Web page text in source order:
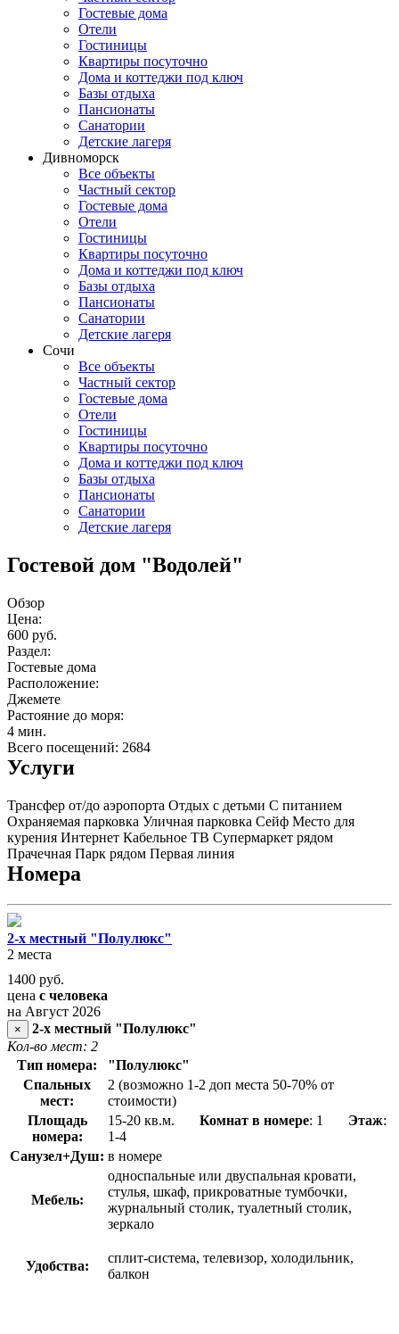
Гостевые дома
Отели
Гостиницы
Квартиры посуточно
Дома и коттеджи под ключ
Базы отдыха
Пансионаты
Санатории
Детские лагеря
Дивноморск
Все объекты
Частный сектор
Гостевые дома
Отели
Гостиницы
Квартиры посуточно
Дома и коттеджи под ключ
Базы отдыха
Пансионаты
Санатории
Детские лагеря
Сочи
Все объекты
Частный сектор
Гостевые дома
Отели
Гостиницы
Квартиры посуточно
Дома и коттеджи под ключ
Базы отдыха
Пансионаты
Санатории
Детские лагеря
Гостевой дом "Водолей"
Обзор
Цена:
600 руб.
Раздел:
Гостевые дома
Расположение:
Джемете
Растояние до моря:
4 мин.
Всего посещений: 2684
Услуги
Трансфер от/до аэропорта Отдых с детьми С питанием
Охраняемая парковка Уличная парковка Сейф Место для
курения Интернет Кабельное ТВ Супермаркет рядом
Прачечная Парк рядом Первая линия
Номера
2-х местный "Полулюкс"
2 места
1400 руб.
цена с человека
на Август 2026
×
2-х местный "Полулюкс"
Кол-во мест: 2
Тип номера:
"Полулюкс"
Спальных
мест:
2 (возможно 1-2 доп места 50-70% от
стоимости)
Площадь
номера:
15-20 кв.м. Комнат в номере: 1 Этаж:
1-4
Санузел+Душ: в номере
Мебель:
односпальные или двуспальная кровати,
стулья, шкаф, прикроватные тумбочки,
журнальный столик, туалетный столик,
зеркало
Удобства:
сплит-система, телевизор, холодильник,
балкон